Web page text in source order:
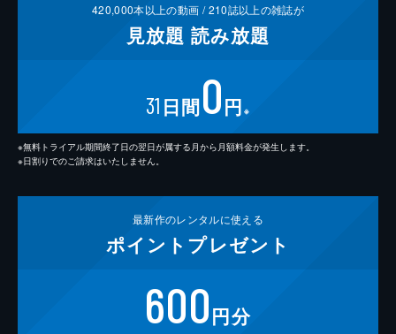
420,000本以上の動画 /210誌以上の雑誌が
見放題 読み放題
31 日間0円 ※
※無料トライアル期間終了日の翌日が属する月から月額料金が発生します。
※日割りでのご請求はいたしません。
最新作のレンタルに使える
ポイント プレゼント
600円分